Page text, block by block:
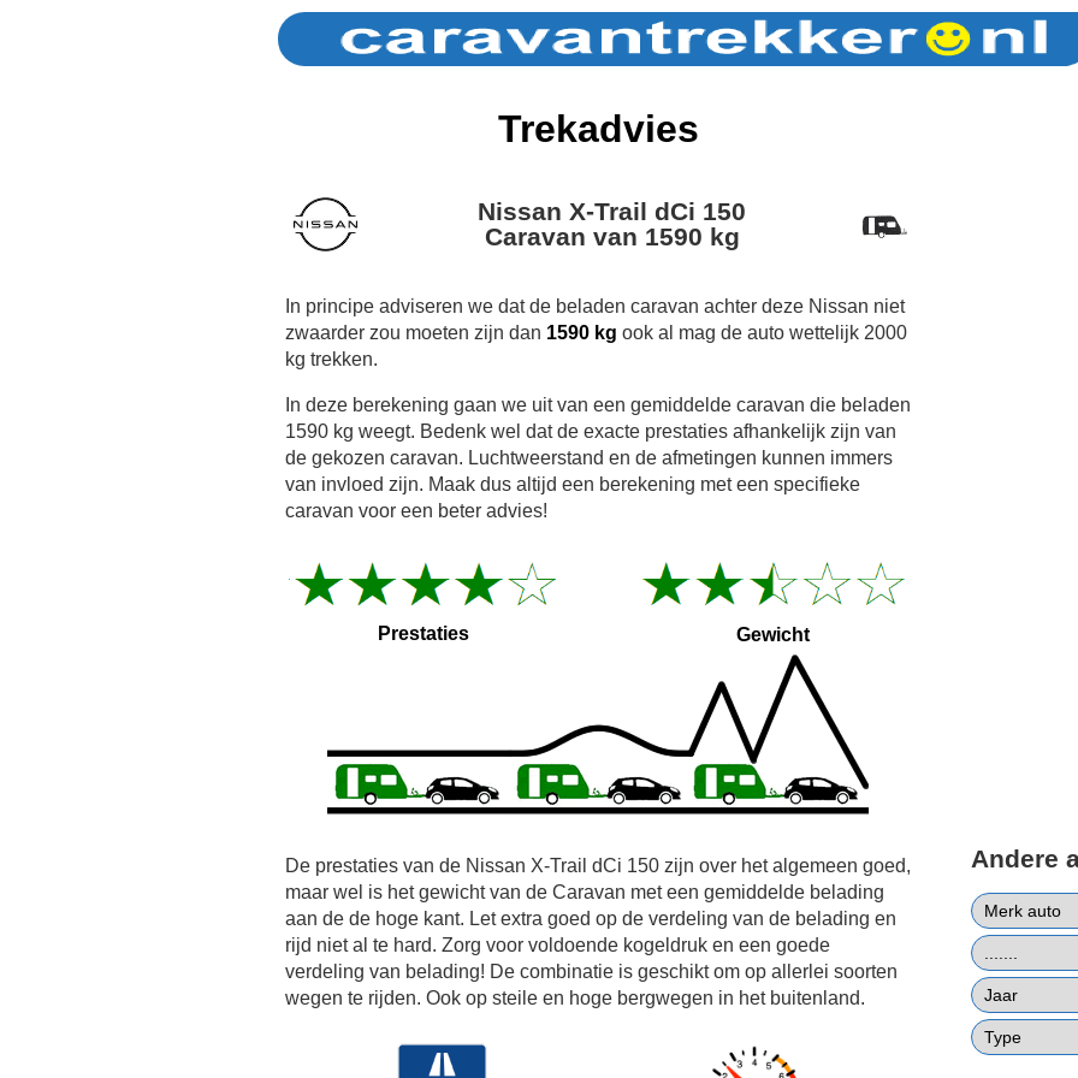
Trekadvies
Nissan X-Trail dCi 150
Caravan van 1590 kg
In principe adviseren we dat de beladen caravan achter deze Nissan niet
zwaarder zou moeten zijn dan 1590 kg ook al mag de auto wettelijk 2000
kg trekken.
In deze berekening gaan we uit van een gemiddelde caravan die beladen
1590 kg weegt. Bedenk wel dat de exacte prestaties afhankelijk zijn van
de gekozen caravan. Luchtweerstand en de afmetingen kunnen immers
van invloed zijn. Maak dus altijd een berekening met een specifieke
caravan voor een beter advies!
Prestaties Gewicht
De prestaties van de Nissan X-Trail dCi 150 zijn over het algemeen goed,
maar wel is het gewicht van de Caravan met een gemiddelde belading
aan de de hoge kant. Let extra goed op de verdeling van de belading en
rijd niet al te hard. Zorg voor voldoende kogeldruk en een goede
verdeling van belading! De combinatie is geschikt om op allerlei soorten
wegen te rijden. Ook op steile en hoge bergwegen in het buitenland.
Andere